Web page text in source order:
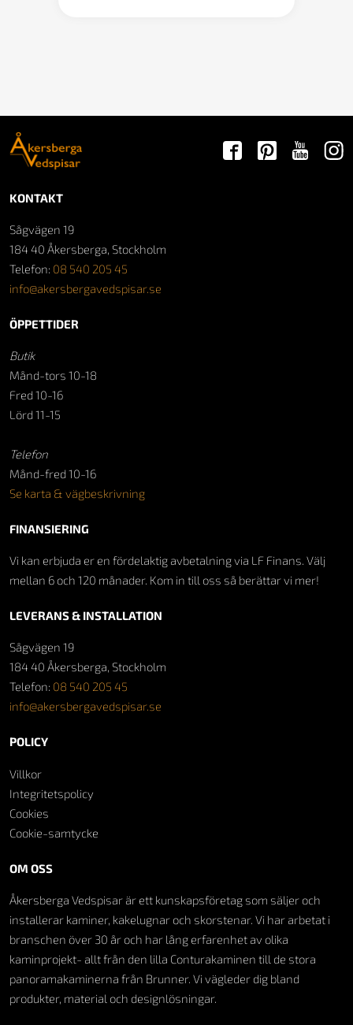
OM OSS
Åkersberga Vedspisar är ett kunskapsföretag som säljer och
installerar kaminer, kakelugnar och skorstenar. Vi har arbetat i
branschen över 30 år och har lång erfarenhet av olika
kaminprojekt- allt från den lilla Conturakaminen till de stora
panoramakaminerna från Brunner. Vi vägleder dig bland
produkter, material och designlösningar.
KONTAKT
Sågvägen 19
184 40 Åkersberga, Stockholm
Telefon: 08 540 205 45
info@akersbergavedspisar.se
ÖPPETTIDER
Butik
Månd-tors 10-18
Fred 10-16
Lörd 11-15
Telefon
Månd-fred 10-16
Se karta & vägbeskrivning
FINANSIERING
Vi kan erbjuda er en fördelaktig avbetalning via LF Finans. Välj
mellan 6 och 120 månader. Kom in till oss så berättar vi mer!
LEVERANS & INSTALLATION
Sågvägen 19
184 40 Åkersberga, Stockholm
Telefon: 08 540 205 45
info@akersbergavedspisar.se
POLICY
Villkor
Integritetspolicy
Cookies
Cookie-samtycke